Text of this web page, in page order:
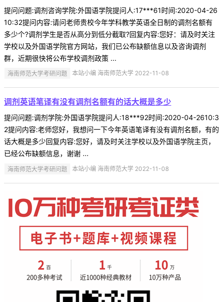
提问问题:调剂咨询学院:外国语学院提问人:17***61时间:2020-04-26
10:32提问内容:请问老师贵校今年学科教学英语全日制的调剂名额有
多少个?调剂学生是否从高分到低分截取?回复内容:您好：请及时关注
学校以及外国语学院官方网站，我们已公布缺额信息以及咨询调剂
群，近期很快将公布学校调剂政策 ...
海南师范大学考研问题 本站小编 海南师范大学 2022-11-08
调剂英语笔译有没有调剂名额有的话大概是多少
提问问题:调剂学院:外国语学院提问人:18***92时间:2020-04-2610:3
2提问内容:老师您好，我想问一下今年英语笔译有没有调剂名额，有的
话大概是多少回复内容:您好，请及时关注学校以及外国语学院主页，
已经公布缺额信息，谢谢 ...
海南师范大学考研问题 本站小编 海南师范大学 2022-11-08